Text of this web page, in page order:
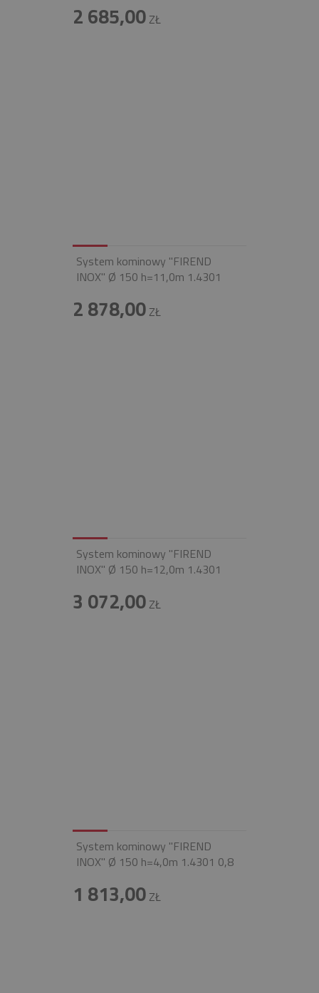
2 685,00ZŁ
System kominowy "FIREND
INOX" Ø 150 h=11,0m 1.4301
2 878,00ZŁ
System kominowy "FIREND
INOX" Ø 150 h=12,0m 1.4301
3 072,00ZŁ
System kominowy "FIREND
INOX" Ø 150 h=4,0m 1.4301 0,8
1 813,00ZŁ